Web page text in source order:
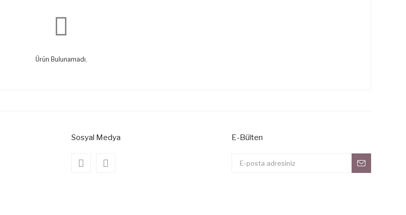
Ürün Bulunamadı.
Sosyal Medya E-Bülten